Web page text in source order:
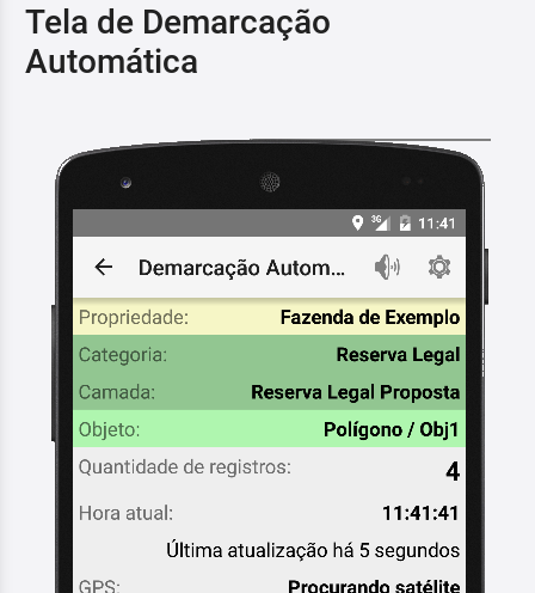
Tela de Demarcação
Automática